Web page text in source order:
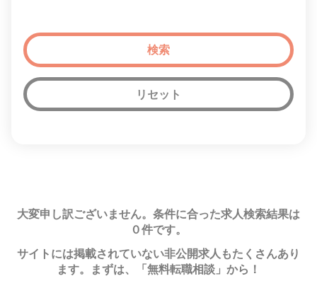
リセット
大変申し訳ございません。条件に合った求人検索結果は
０件です。
サイトには掲載されていない非公開求人もたくさんあり
ます。まずは、「無料転職相談」から！